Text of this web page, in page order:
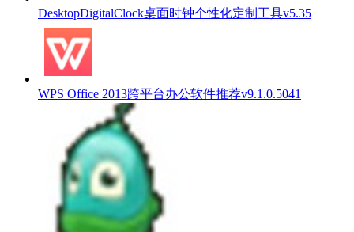
DesktopDigitalClock桌面时钟个性化定制工具v5.35
WPS Office 2013跨平台办公软件推荐v9.1.0.5041